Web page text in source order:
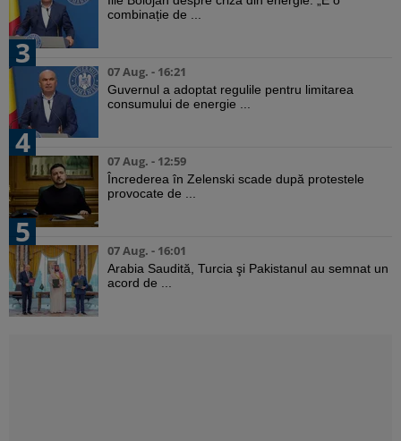
combinație de ...
3
07 Aug. - 16:21
Guvernul a adoptat regulile pentru limitarea
consumului de energie ...
4
07 Aug. - 12:59
Încrederea în Zelenski scade după protestele
provocate de ...
5
07 Aug. - 16:01
Arabia Saudită, Turcia şi Pakistanul au semnat un
acord de ...